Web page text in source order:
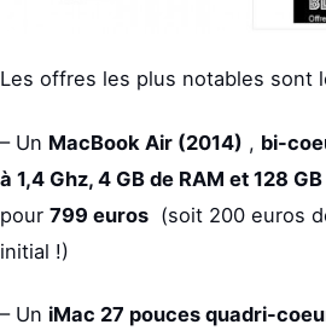
Les offres les plus notables sont
– Un MacBook Air (2014) , bi-
à 1,4 Ghz, 4 GB de RAM et 128
pour 799 euros (soit 200 euros
initial !)
– Un iMac 27 pouces quadri-